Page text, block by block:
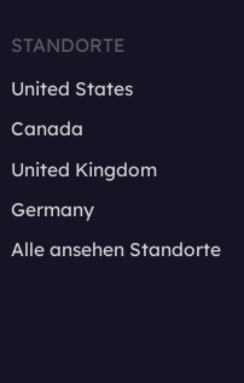
STANDORTE
United States
Canada
United Kingdom
Germany
Alle ansehen Standorte